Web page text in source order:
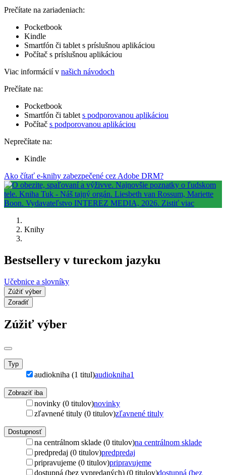
Prečítate na zariadeniach:
Pocketbook
Kindle
Smartfón či tablet s príslušnou aplikáciou
Počítač s príslušnou aplikáciou
Viac informácií v našich návodoch
Prečítate na:
Pocketbook
Smartfón či tablet s podporovanou aplikáciou
Počítač s podporovanou aplikáciou
Neprečítate na:
Kindle
Ako čítať e-knihy zabezpečené cez Adobe DRM?
Knihy
Bestsellery v tureckom jazyku
Učebnice a slovníky
Zúžiť výber
Zoradiť
Zúžiť výber
Typ
audiokniha (1 titul)audiokniha1
Zobraziť iba
novinky (0 titulov)novinky
zľavnené tituly (0 titulov)zľavnené tituly
Dostupnosť
na centrálnom sklade (0 titulov)na centrálnom sklade
predpredaj (0 titulov)predpredaj
pripravujeme (0 titulov)pripravujeme
dostupná (bez vypredaných) (0 titulov)dostupná (bez